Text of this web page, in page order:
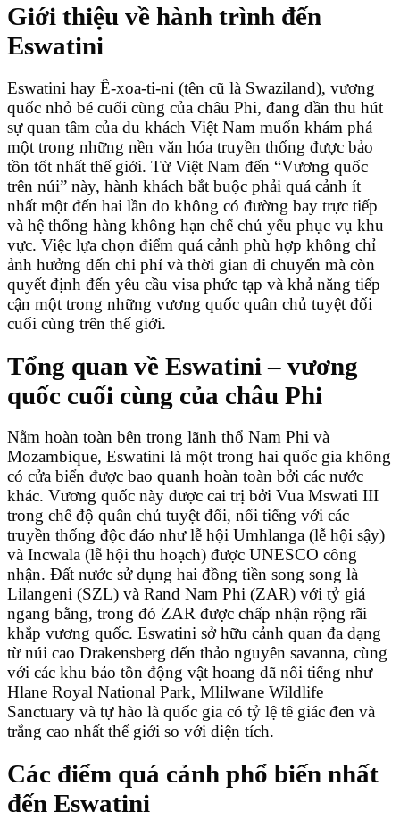
Giới thiệu về hành trình đến
Eswatini
Eswatini hay Ê-xoa-ti-ni (tên cũ là Swaziland), vương
quốc nhỏ bé cuối cùng của châu Phi, đang dần thu hút
sự quan tâm của du khách Việt Nam muốn khám phá
một trong những nền văn hóa truyền thống được bảo
tồn tốt nhất thế giới. Từ Việt Nam đến “Vương quốc
trên núi” này, hành khách bắt buộc phải quá cảnh ít
nhất một đến hai lần do không có đường bay trực tiếp
và hệ thống hàng không hạn chế chủ yếu phục vụ khu
vực. Việc lựa chọn điểm quá cảnh phù hợp không chỉ
ảnh hưởng đến chi phí và thời gian di chuyển mà còn
quyết định đến yêu cầu visa phức tạp và khả năng tiếp
cận một trong những vương quốc quân chủ tuyệt đối
cuối cùng trên thế giới.
Tổng quan về Eswatini – vương
quốc cuối cùng của châu Phi
Nằm hoàn toàn bên trong lãnh thổ Nam Phi và
Mozambique, Eswatini là một trong hai quốc gia không
có cửa biển được bao quanh hoàn toàn bởi các nước
khác. Vương quốc này được cai trị bởi Vua Mswati III
trong chế độ quân chủ tuyệt đối, nổi tiếng với các
truyền thống độc đáo như lễ hội Umhlanga (lễ hội sậy)
và Incwala (lễ hội thu hoạch) được UNESCO công
nhận. Đất nước sử dụng hai đồng tiền song song là
Lilangeni (SZL) và Rand Nam Phi (ZAR) với tỷ giá
ngang bằng, trong đó ZAR được chấp nhận rộng rãi
khắp vương quốc. Eswatini sở hữu cảnh quan đa dạng
từ núi cao Drakensberg đến thảo nguyên savanna, cùng
với các khu bảo tồn động vật hoang dã nổi tiếng như
Hlane Royal National Park, Mlilwane Wildlife
Sanctuary và tự hào là quốc gia có tỷ lệ tê giác đen và
trắng cao nhất thế giới so với diện tích.
Các điểm quá cảnh phổ biến nhất
đến Eswatini